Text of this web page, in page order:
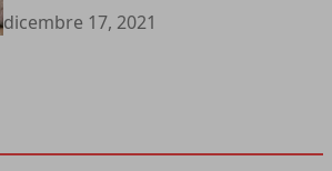
dicembre 17, 2021